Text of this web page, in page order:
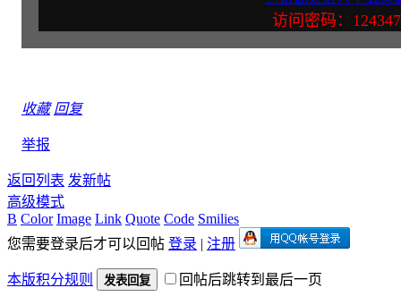
访问密码：124347
收藏 回复
举报
返回列表 发新帖
高级模式
B Color Image Link Quote Code Smilies
您需要登录后才可以回帖 登录 | 注册
本版积分规则 发表回复 回帖后跳转到最后一页